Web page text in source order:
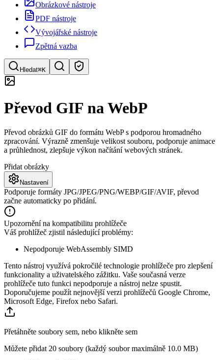
Obrázkové nástroje
PDF nástroje
Vývojářské nástroje
Zpětná vazba
Hledat⌘K
Rychlé vyhledávání nástrojů
Převod GIF na WebP
Převod obrázků GIF do formátu WebP s podporou hromadného
zpracování. Výrazně zmenšuje velikost souboru, podporuje animace
a průhlednost, zlepšuje výkon načítání webových stránek.
Přidat obrázky
Nastavení
Podporuje formáty JPG/JPEG/PNG/WEBP/GIF/AVIF, převod
začne automaticky po přidání.
Upozornění na kompatibilitu prohlížeče
Váš prohlížeč zjistil následující problémy:
Nepodporuje WebAssembly SIMD
Tento nástroj využívá pokročilé technologie prohlížeče pro zlepšení
funkcionality a uživatelského zážitku. Vaše současná verze
prohlížeče tuto funkci nepodporuje a nástroj nelze spustit.
Doporučujeme použít nejnovější verzi prohlížečů Google Chrome,
Microsoft Edge, Firefox nebo Safari.
Přetáhněte soubory sem, nebo klikněte sem
Můžete přidat 20 soubory (každý soubor maximálně 10.0 MB)